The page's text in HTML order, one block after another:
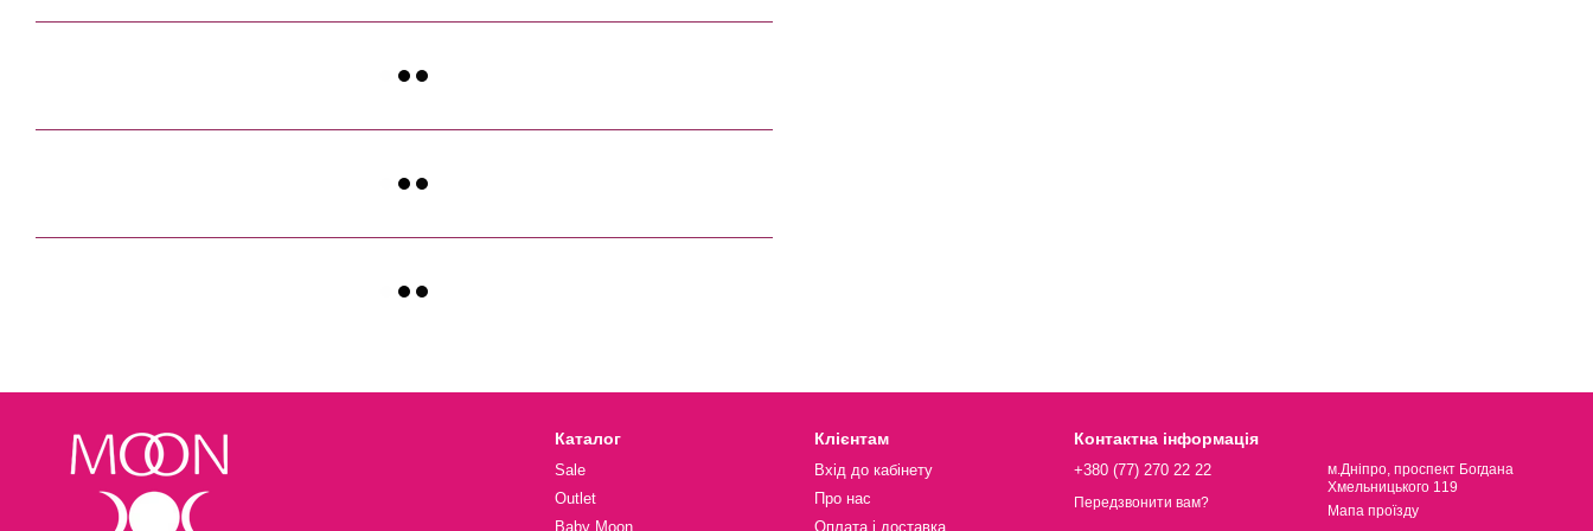
Каталог
Sale
Outlet
Baby Moon
Клієнтам
Вхід до кабінету
Про нас
Оплата і доставка
Контактна інформація
+380 (77) 270 22 22
Передзвонити вам?
м.Дніпро, проспект Богдана
Хмельницького 119
Мапа проїзду